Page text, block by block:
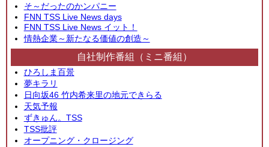
そ～だったのかンパニー
FNN TSS Live News days
FNN TSS Live News イット！
情熱企業～新たなる価値の創造～
自社制作番組（ミニ番組）
ひろしま百景
夢キラリ
日向坂46 竹内希来里の地元できらる
天気予報
ずきゅん。TSS
TSS批評
オープニング・クロージング